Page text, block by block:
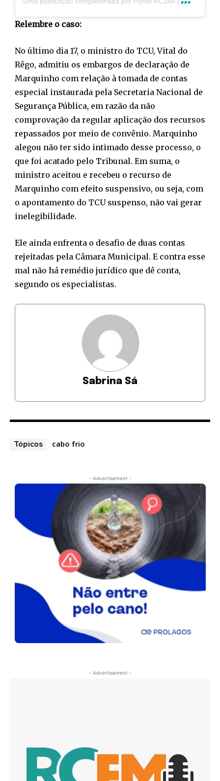
Relembre o caso:
No último dia 17, o ministro do TCU, Vital do
Rêgo, admitiu os embargos de declaração de
Marquinho com relação à tomada de contas
especial instaurada pela Secretaria Nacional de
Segurança Pública, em razão da não
comprovação da regular aplicação dos recursos
repassados por meio de convênio. Marquinho
alegou não ter sido intimado desse processo, o
que foi acatado pelo Tribunal. Em suma, o
ministro aceitou e recebeu o recurso de
Marquinho com efeito suspensivo, ou seja, com
o apontamento do TCU suspenso, não vai gerar
inelegibilidade.
Ele ainda enfrenta o desafio de duas contas
rejeitadas pela Câmara Municipal. E contra esse
mal não há remédio jurídico que dê conta,
segundo os especialistas.
Sabrina Sá
Tópicos cabo frio
- Advertisement -
- Advertisement -